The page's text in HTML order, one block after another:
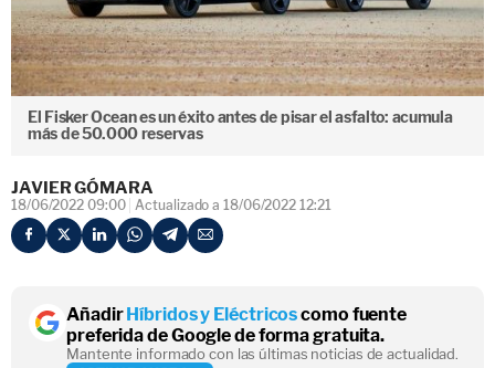
El Fisker Ocean es un éxito antes de pisar el asfalto: acumula
más de 50.000 reservas
JAVIER GÓMARA
18/06/2022 09:00 Actualizado a 18/06/2022 12:21
AñadirHíbridos y Eléctricoscomo fuente
preferida de Google de forma gratuita.
Mantente informado con las últimas noticias de actualidad.